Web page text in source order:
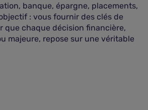
banque, épargne, placements,
: vous fournir des clés de
que chaque décision financière,
majeure, repose sur une véritable